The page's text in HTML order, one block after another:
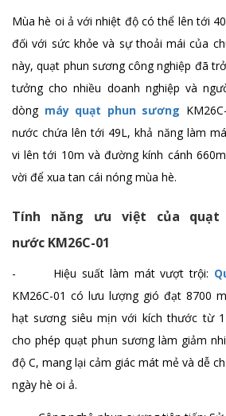
Quạt treo tường FB-
Chi tiết
Quạt treo tường FB-
Chi tiết
Mùa hè oi ả với nhiệt độ có thể lên tới
đối với sức khỏe và sự thoải mái của
này, quạt phun sương công nghiệp đã
tưởng cho nhiều doanh nghiệp và
dòng máy quạt phun sương
nước chứa lên tới 49L, khả năng làm
vi lên tới 10m và đường kính cánh
vời để xua tan cái nóng mùa hè.
Tính năng ưu việt của quạt
nước KM26C-01
- Hiệu suất làm mát vượt trội:
KM26C-01 có lưu lượng gió đạt 8700
hạt sương siêu mịn với kích thước từ
cho phép quạt phun sương làm giảm
độ C, mang lại cảm giác mát mẻ và dễ
ngày hè oi ả.